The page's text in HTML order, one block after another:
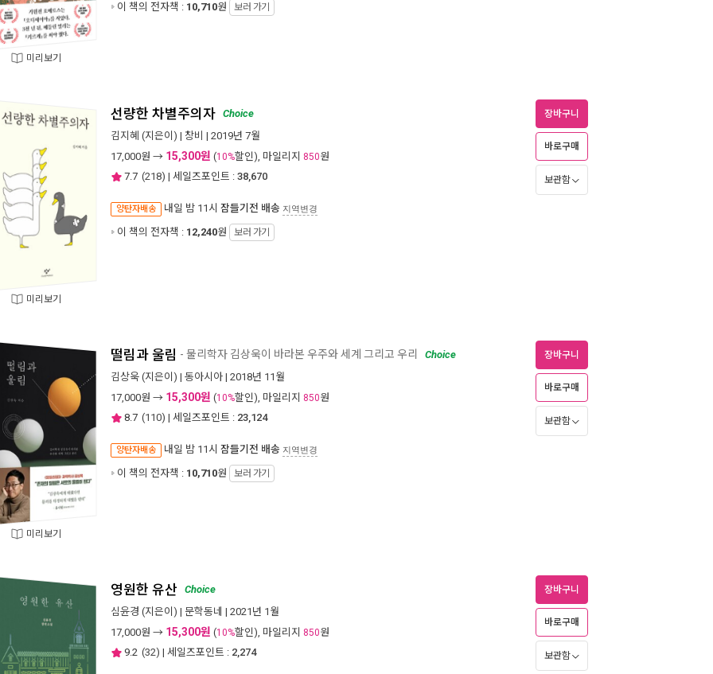
미리보기
이 책의 전자책 : 10,710원 보러 가기
미리보기
선량한 차별주의자 Choice
김지혜 (지은이) | 창비 | 2019년 7월
17,000원 → 15,300원 (10%할인), 마일리지 850원
7.7 (218) | 세일즈포인트 : 38,670
양탄자배송 내일 밤 11시 잠들기전 배송 지역변경
이 책의 전자책 : 12,240원 보러 가기
장바구니
바로구매
보관함
미리보기
떨림과 울림 - 물리학자 김상욱이 바라본 우주와 세계 그리고 우리
Choice
김상욱 (지은이) | 동아시아 | 2018년 11월
17,000원 → 15,300원 (10%할인), 마일리지 850원
8.7 (110) | 세일즈포인트 : 23,124
양탄자배송 내일 밤 11시 잠들기전 배송 지역변경
이 책의 전자책 : 10,710원 보러 가기
장바구니
바로구매
보관함
영원한 유산 Choice
심윤경 (지은이) | 문학동네 | 2021년 1월
17,000원 → 15,300원 (10%할인), 마일리지 850원
9.2 (32) | 세일즈포인트 : 2,274
장바구니
바로구매
보관함